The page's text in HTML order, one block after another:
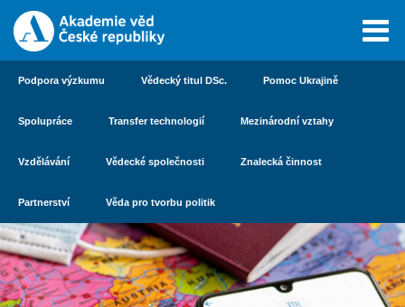
Podpora výzkumu Vědecký titul DSc. Pomoc Ukrajině
Spolupráce Transfer technologií Mezinárodní vztahy
Vzdělávání Vědecké společnosti Znalecká činnost
Partnerství Věda pro tvorbu politik